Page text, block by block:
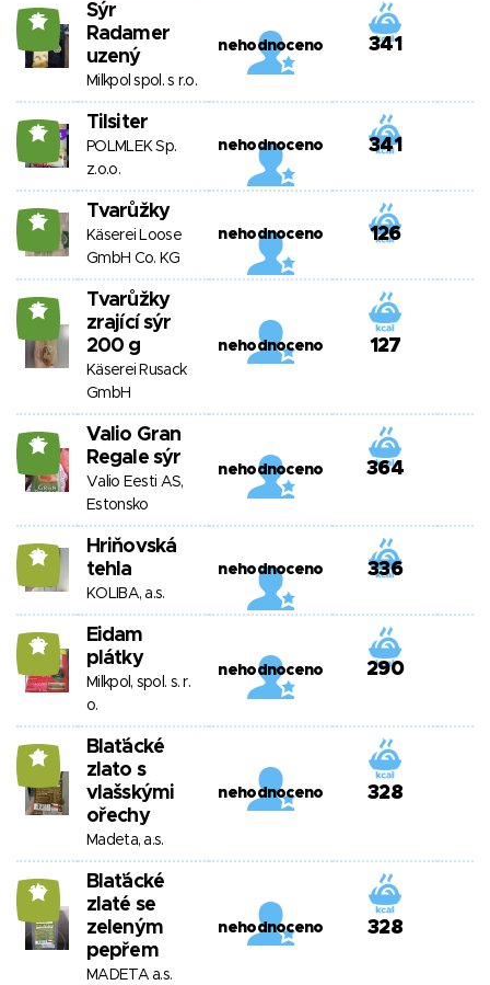
15
Sýr
Radamer
uzený
Milkpol spol. s r.o.
nehodnoceno 341
15 Tilsiter
POLMLEK Sp.
z.o.o.
nehodnoceno 341
15 Tvarůžky
Käserei Loose
GmbH Co. KG
nehodnoceno 126
15
Tvarůžky
zrající sýr
200 g
Käserei Rusack
GmbH
nehodnoceno 127
15
Valio Gran
Regale sýr
Valio Eesti AS,
Estonsko
nehodnoceno 364
13
Hriňovská
tehla
KOLIBA, a.s.
nehodnoceno 336
12
Eidam
plátky
Milkpol, spol. s. r.
o.
nehodnoceno 290
11
Blaťácké
zlato s
vlašskými
ořechy
Madeta, a.s.
nehodnoceno 328
10
Blaťácké
zlaté se
zeleným
pepřem
MADETA a.s.
nehodnoceno 328